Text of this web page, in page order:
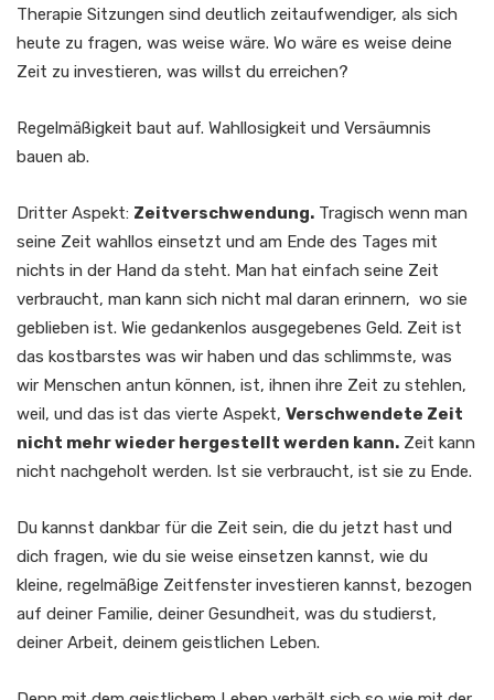
Therapie Sitzungen sind deutlich zeitaufwendiger, als sich
heute zu fragen, was weise wäre. Wo wäre es weise deine
Zeit zu investieren, was willst du erreichen?
Regelmäßigkeit baut auf. Wahllosigkeit und Versäumnis
bauen ab.
Dritter Aspekt: Zeitverschwendung. Tragisch wenn man
seine Zeit wahllos einsetzt und am Ende des Tages mit
nichts in der Hand da steht. Man hat einfach seine Zeit
verbraucht, man kann sich nicht mal daran erinnern, wo sie
geblieben ist. Wie gedankenlos ausgegebenes Geld. Zeit ist
das kostbarstes was wir haben und das schlimmste, was
wir Menschen antun können, ist, ihnen ihre Zeit zu stehlen,
weil, und das ist das vierte Aspekt, Verschwendete Zeit
nicht mehr wieder hergestellt werden kann. Zeit kann
nicht nachgeholt werden. Ist sie verbraucht, ist sie zu Ende.
Du kannst dankbar für die Zeit sein, die du jetzt hast und
dich fragen, wie du sie weise einsetzen kannst, wie du
kleine, regelmäßige Zeitfenster investieren kannst, bezogen
auf deiner Familie, deiner Gesundheit, was du studierst,
deiner Arbeit, deinem geistlichen Leben.